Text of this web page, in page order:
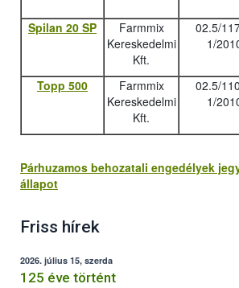
Spilan 20 SP
Farmmix
Kereskedelmi
Kft.
02.5/
1/
Topp 500
Farmmix
Kereskedelmi
Kft.
02.5/
1/
Párhuzamos behozatali engedélyek
állapot
Friss hírek
2026. július 15, szerda
125 éve történt